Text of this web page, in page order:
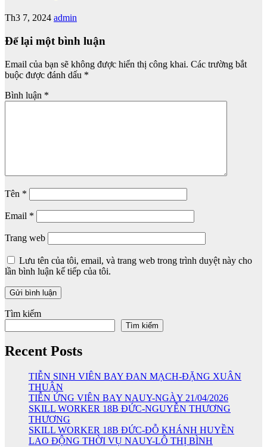
Th3 7, 2024 admin
Để lại một bình luận
Email của bạn sẽ không được hiển thị công khai. Các trường bắt
buộc được đánh dấu *
Bình luận *
Tên *
Email *
Trang web
Lưu tên của tôi, email, và trang web trong trình duyệt này cho
lần bình luận kế tiếp của tôi.
Tìm kiếm
Tìm kiếm
Recent Posts
TIỄN SINH VIÊN BAY ĐAN MẠCH-ĐẶNG XUÂN
THUẬN
TIỄN ỨNG VIÊN BAY NAUY-NGÀY 21/04/2026
SKILL WORKER 18B ĐỨC-NGUYỄN THƯƠNG
THƯƠNG
SKILL WORKER 18B ĐỨC-ĐỖ KHÁNH HUYỀN
LAO ĐỘNG THỜI VỤ NAUY-LÔ THỊ BÌNH